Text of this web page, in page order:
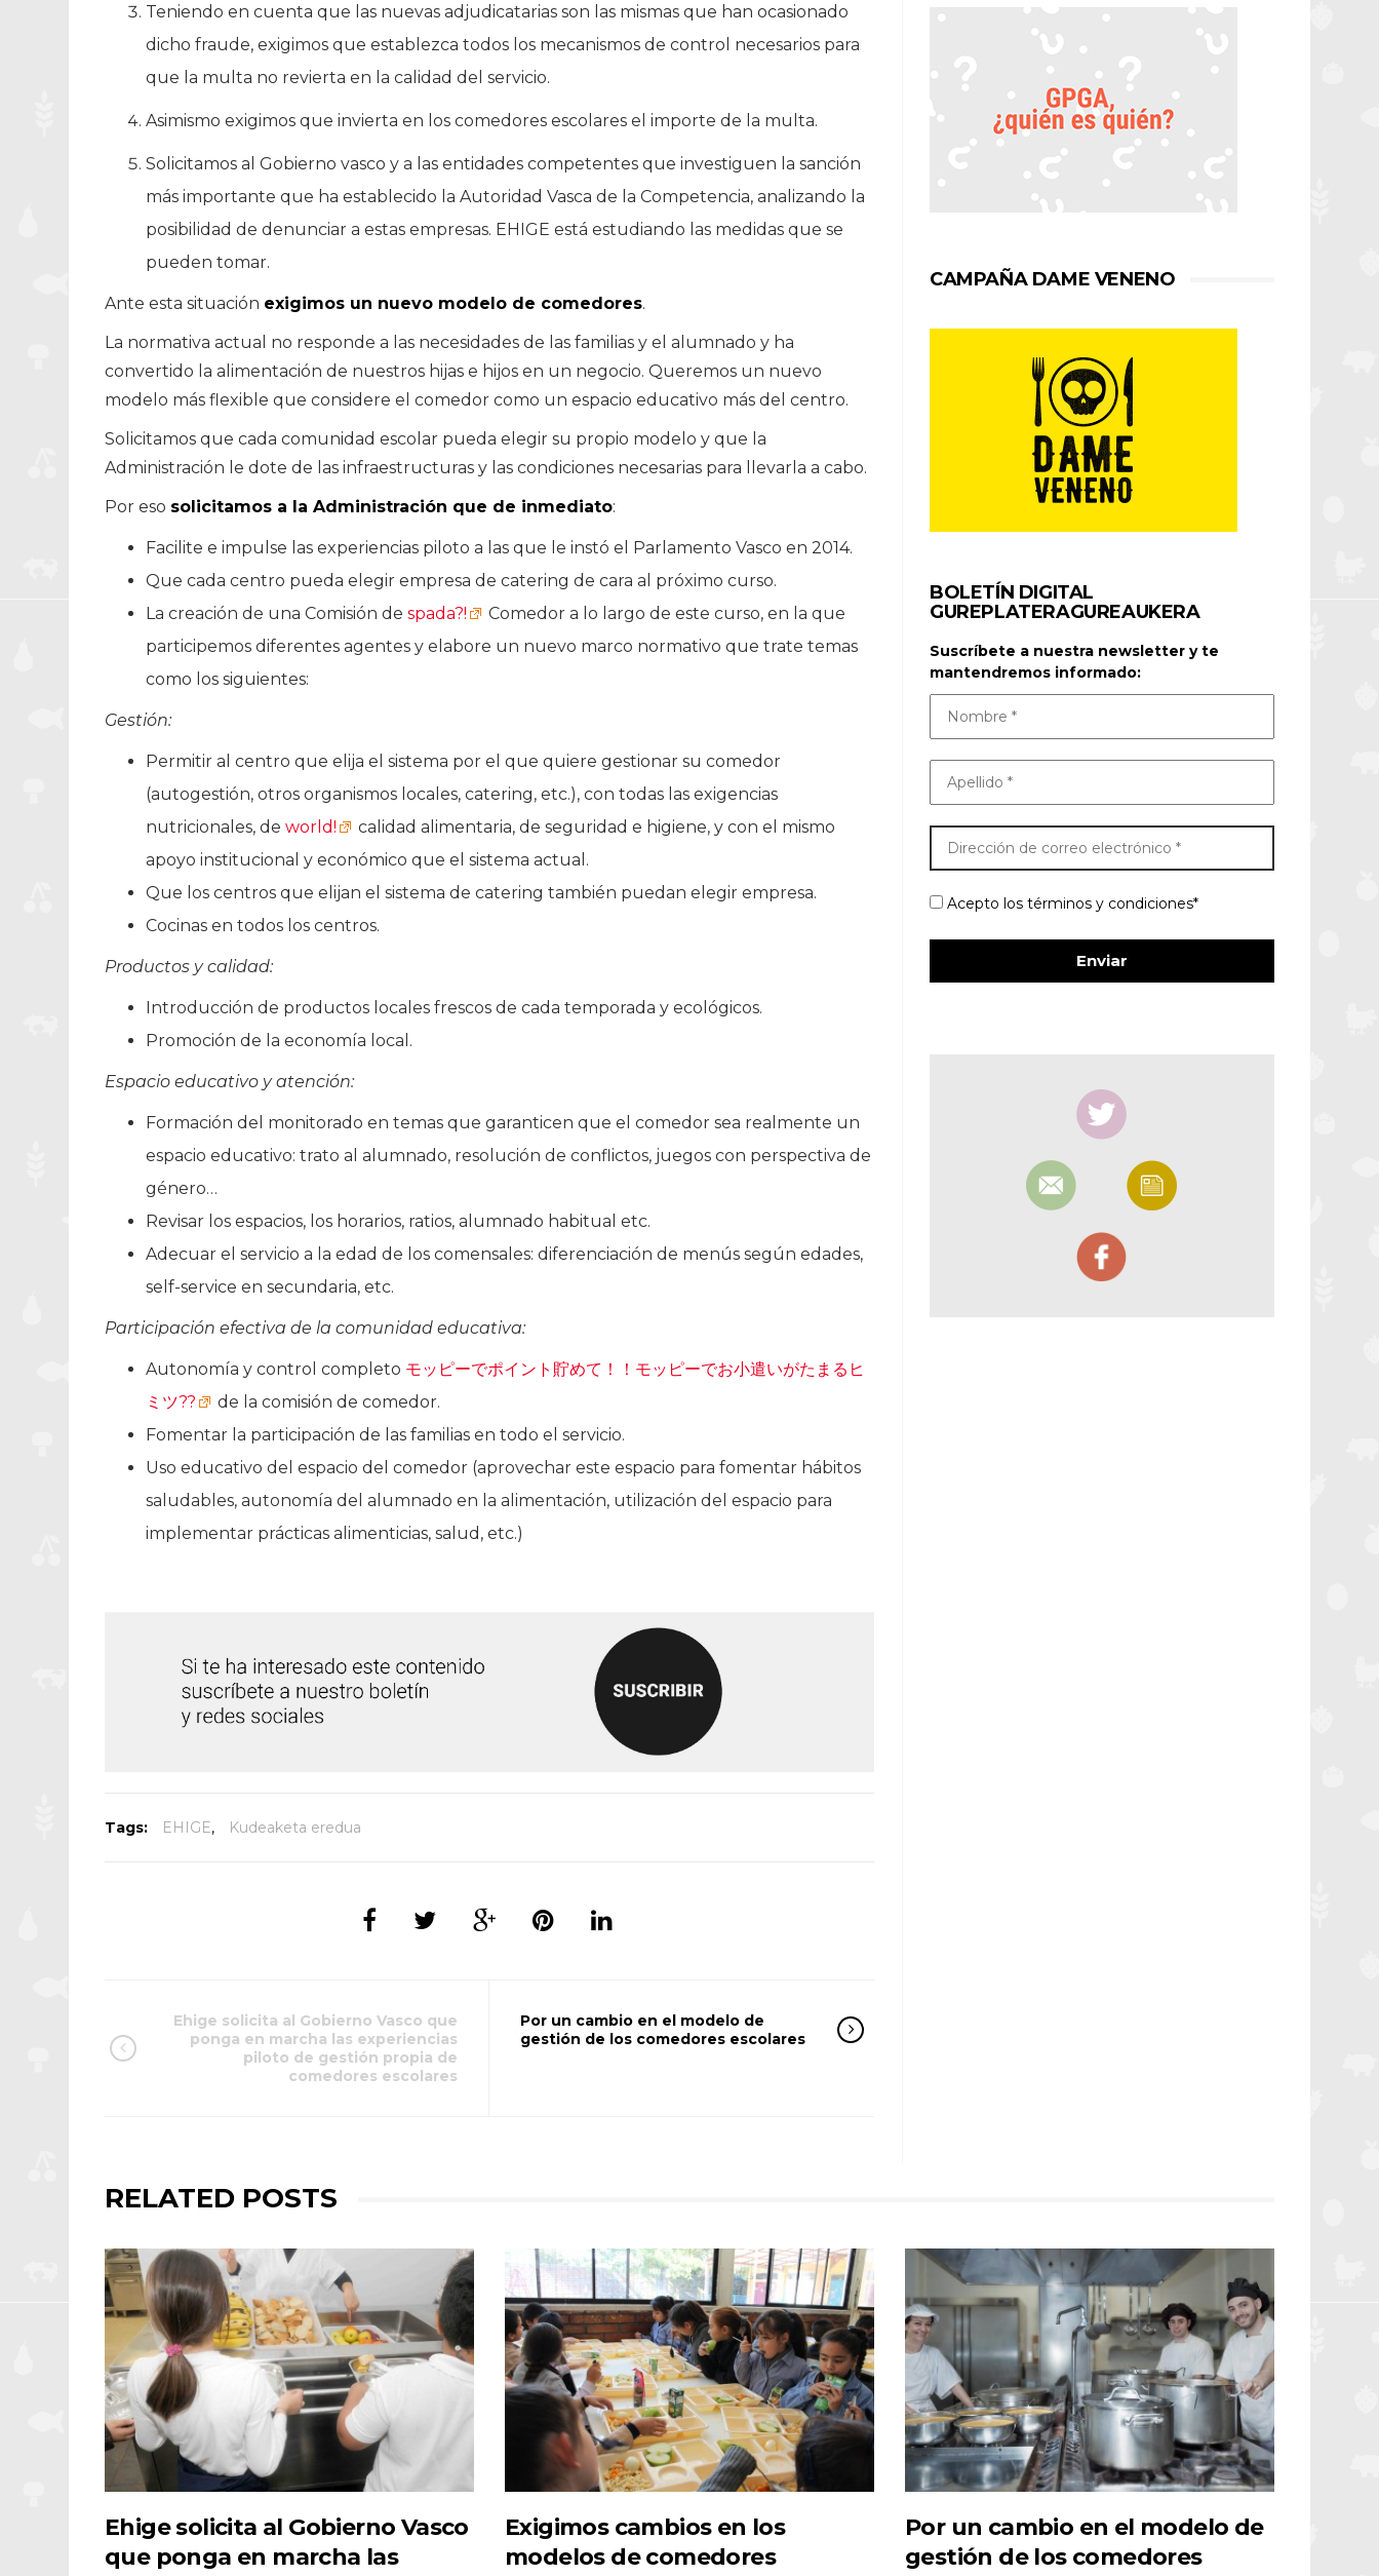
Teniendo en cuenta que las nuevas adjudicatarias son las mismas que han ocasionado
dicho fraude, exigimos que establezca todos los mecanismos de control necesarios para
que la multa no revierta en la calidad del servicio.
Asimismo exigimos que invierta en los comedores escolares el importe de la multa.
Solicitamos al Gobierno vasco y a las entidades competentes que investiguen la sanción
más importante que ha establecido la Autoridad Vasca de la Competencia, analizando la
posibilidad de denunciar a estas empresas. EHIGE está estudiando las medidas que se
pueden tomar.
Ante esta situación exigimos un nuevo modelo de comedores.
La normativa actual no responde a las necesidades de las familias y el alumnado y ha
convertido la alimentación de nuestros hijas e hijos en un negocio. Queremos un nuevo
modelo más flexible que considere el comedor como un espacio educativo más del centro.
Solicitamos que cada comunidad escolar pueda elegir su propio modelo y que la
Administración le dote de las infraestructuras y las condiciones necesarias para llevarla a cabo.
Por eso solicitamos a la Administración que de inmediato:
Facilite e impulse las experiencias piloto a las que le instó el Parlamento Vasco en 2014.
Que cada centro pueda elegir empresa de catering de cara al próximo curso.
La creación de una Comisión de spada?!
Comedor a lo largo de este curso, en la que
participemos diferentes agentes y elabore un nuevo marco normativo que trate temas
como los siguientes:
Gestión:
Permitir al centro que elija el sistema por el que quiere gestionar su comedor
(autogestión, otros organismos locales, catering, etc.), con todas las exigencias
nutricionales, de world!
calidad alimentaria, de seguridad e higiene, y con el mismo
apoyo institucional y económico que el sistema actual.
Que los centros que elijan el sistema de catering también puedan elegir empresa.
Cocinas en todos los centros.
Productos y calidad:
Introducción de productos locales frescos de cada temporada y ecológicos.
Promoción de la economía local.
Espacio educativo y atención:
Formación del monitorado en temas que garanticen que el comedor sea realmente un
espacio educativo: trato al alumnado, resolución de conflictos, juegos con perspectiva de
género…
Revisar los espacios, los horarios, ratios, alumnado habitual etc.
Adecuar el servicio a la edad de los comensales: diferenciación de menús según edades,
self-service en secundaria, etc.
Participación efectiva de la comunidad educativa:
Autonomía y control completo モッピーでポイント貯めて！！モッピーでお小遣いがたまるヒ
ミツ??
de la comisión de comedor.
Fomentar la participación de las familias en todo el servicio.
Uso educativo del espacio del comedor (aprovechar este espacio para fomentar hábitos
saludables, autonomía del alumnado en la alimentación, utilización del espacio para
implementar prácticas alimenticias, salud, etc.)
Tags: EHIGE, Kudeaketa eredua
Ehige solicita al Gobierno Vasco que
ponga en marcha las experiencias
piloto de gestión propia de
comedores escolares
Por un cambio en el modelo de
gestión de los comedores escolares
CAMPAÑA DAME VENENO
BOLETÍN DIGITAL
GUREPLATERAGUREAUKERA
Suscríbete a nuestra newsletter y te
mantendremos informado:
Acepto los términos y condiciones*
RELATED POSTS
Ehige solicita al Gobierno Vasco
que ponga en marcha las
Exigimos cambios en los
modelos de comedores
Por un cambio en el modelo de
gestión de los comedores